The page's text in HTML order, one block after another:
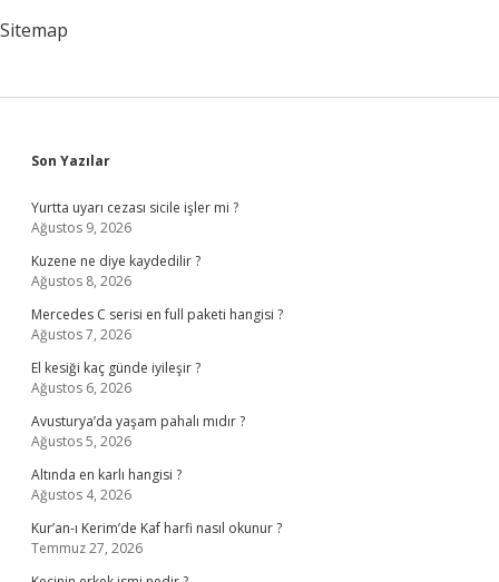
Sitemap
Sidebar
Son Yazılar
Yurtta uyarı cezası sicile işler mi ?
Ağustos 9, 2026
Kuzene ne diye kaydedilir ?
Ağustos 8, 2026
Mercedes C serisi en full paketi hangisi ?
Ağustos 7, 2026
El kesiği kaç günde iyileşir ?
Ağustos 6, 2026
Avusturya’da yaşam pahalı mıdır ?
Ağustos 5, 2026
Altında en karlı hangisi ?
Ağustos 4, 2026
Kur’an-ı Kerim’de Kaf harfi nasıl okunur ?
Temmuz 27, 2026